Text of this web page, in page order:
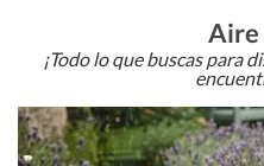
Aire
¡Todo lo que buscas para